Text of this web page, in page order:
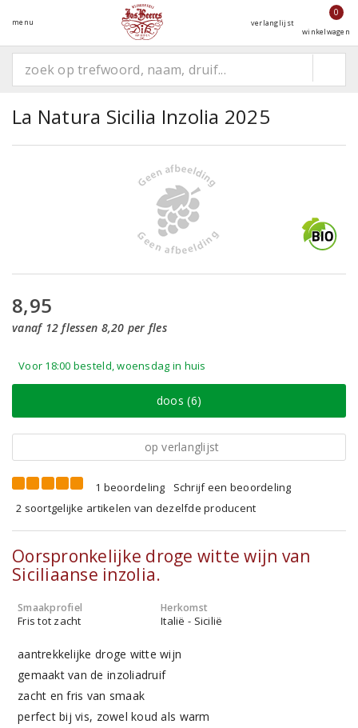
menu verlanglijst
0
winkelwagen
La Natura Sicilia Inzolia 2025
8,95
vanaf 12 flessen 8,20 per fles
Voor 18:00 besteld, woensdag in huis
doos (6)
op verlanglijst
1 beoordeling
Schrijf een beoordeling
2 soortgelijke artikelen van dezelfde producent
Oorspronkelijke droge witte wijn van
Siciliaanse inzolia.
Smaakprofiel
Fris tot zacht
Herkomst
Italië - Sicilië
aantrekkelijke droge witte wijn
gemaakt van de inzoliadruif
zacht en fris van smaak
perfect bij vis, zowel koud als warm